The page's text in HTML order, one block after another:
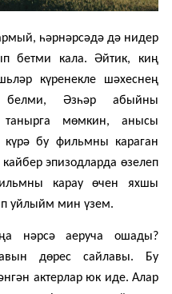
һәрнәрсәдә дә нидер
бетми кала. Әйтик, киң
күренекле шәхеснең
Әзһәр абыйны
танырга мөмкин, анысы
бу фильмны караган
эпизодларда өзелеп
карау өчен яхшы
уйлыйм мин үзем.
нәрсә аеруча ошады?
дөрес сайлавы. Бу
актерлар юк иде. Алар